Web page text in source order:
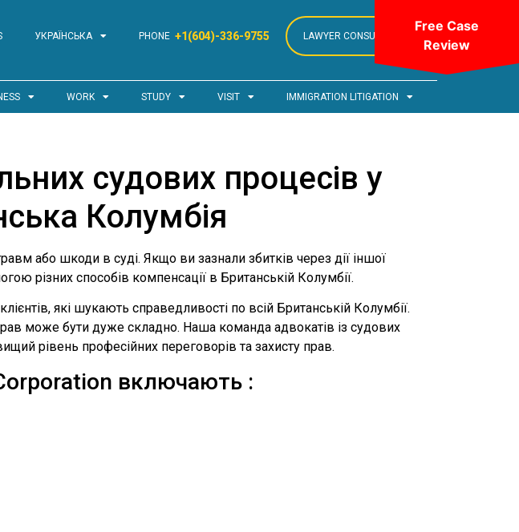
УКРАЇНСЬКА PHONE +1(604)-336-9755 LAWYER CONSULTATION
WORK STUDY VISIT IMMIGRATION LITIGATION
судових процесів у
Колумбія
або шкоди в суді. Якщо ви зазнали збитків через дії іншої
різних способів компенсації в Британській Колумбії.
які шукають справедливості по всій Британській Колумбії.
може бути дуже складно. Наша команда адвокатів із судових
рівень професійних переговорів та захисту прав.
включають :
Free Case
Review